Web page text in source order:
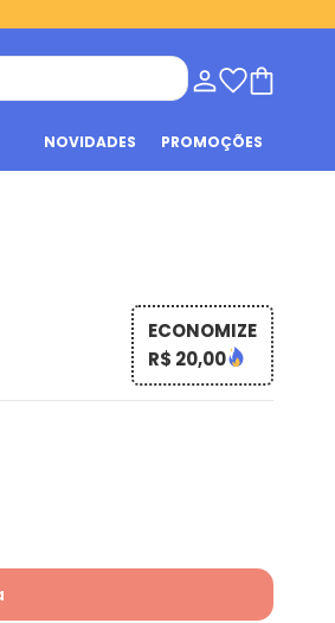
NOVIDADES PROMOÇÕES
ECONOMIZE
R$ 20,00